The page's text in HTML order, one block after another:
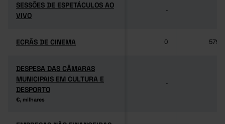
SESSÕES DE ESPETÁCULOS AO
VIVO
SESSÕES DE ESPETÁCULOS AO
VIVO
-
ECRÃS DE CINEMA
ECRÃS DE CINEMA 0 579
DESPESA DAS CÂMARAS
MUNICIPAIS EM CULTURA E
DESPORTO
€, milhares
DESPESA DAS CÂMARAS
MUNICIPAIS EM CULTURA E
DESPORTO
€, milhares
-